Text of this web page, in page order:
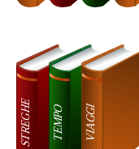
STREGHE TEMPO VIAGGI